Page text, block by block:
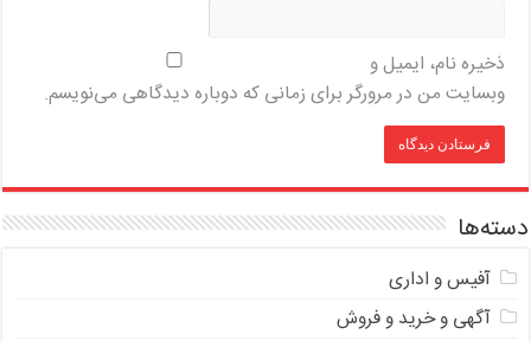
ذخیره نام، ایمیل و
وبسایت من در مرورگر برای زمانی که دوباره دیدگاهی می‌نویسم.
دسته‌ها
آفیس و اداری
آگهی و خرید و فروش